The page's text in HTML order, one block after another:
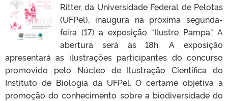
Ritter, da Universidade Federal de Pelotas
(UFPel), inaugura na próxima segunda-
feira (17) a exposição “Ilustre Pampa”. A
abertura será às 18h. A exposição
apresentará as ilustrações participantes do concurso
promovido pelo Núcleo de Ilustração Científica do
Instituto de Biologia da UFPel. O certame objetiva a
promoção do conhecimento sobre a biodiversidade do